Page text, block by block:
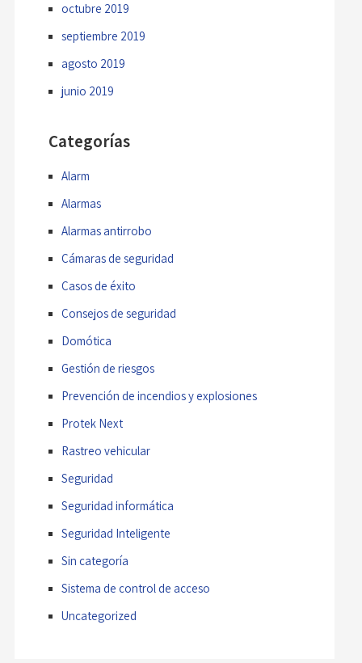
octubre 2019
septiembre 2019
agosto 2019
junio 2019
Categorías
Alarm
Alarmas
Alarmas antirrobo
Cámaras de seguridad
Casos de éxito
Consejos de seguridad
Domótica
Gestión de riesgos
Prevención de incendios y explosiones
Protek Next
Rastreo vehicular
Seguridad
Seguridad informática
Seguridad Inteligente
Sin categoría
Sistema de control de acceso
Uncategorized